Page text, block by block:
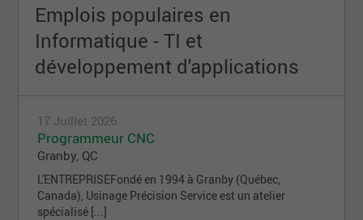
Emplois populaires en
Informatique - TI et
développement d'applications
17 Juillet 2026
Programmeur CNC
Granby, QC
L'ENTREPRISEFondé en 1994 à Granby (Québec,
Canada), Usinage Précision Service est un atelier
spécialisé [...]